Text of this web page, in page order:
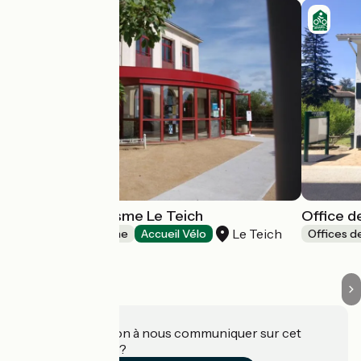
Office de Tourisme Le Teich
Offices de Tourisme Accueil Vélo Le Teich
Office
Offices
Une information à nous communiquer sur cet
établissement ?